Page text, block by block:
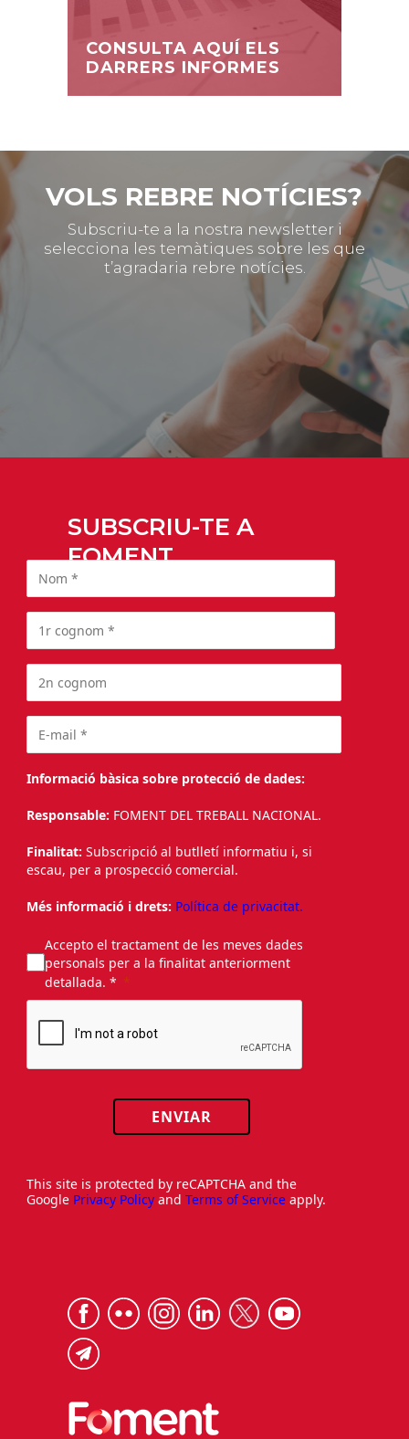
CONSULTA AQUÍ ELS
DARRERS INFORMES
VOLS REBRE NOTÍCIES?
Subscriu-te a la nostra newsletter i
selecciona les temàtiques sobre les que
t’agradaria rebre notícies.
SUBSCRIU-TE A
FOMENT
Informació bàsica sobre protecció de dades:
Responsable: FOMENT DEL TREBALL NACIONAL.
Finalitat: Subscripció al butlletí informatiu i, si
escau, per a prospecció comercial.
Més informació i drets: Política de privacitat.
Accepto el tractament de les meves dades
personals per a la finalitat anteriorment
detallada. *
ENVIAR
This site is protected by reCAPTCHA and the
Google Privacy Policy and Terms of Service apply.